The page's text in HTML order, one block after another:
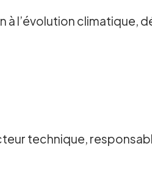
l’évolution climatique,
technique,